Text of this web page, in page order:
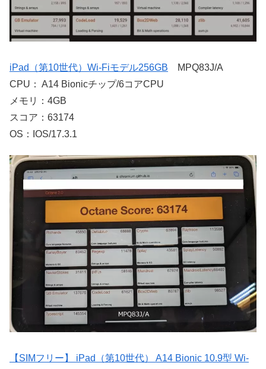
iPad（第10世代）Wi-Fiモデル256GB MPQ83J/A
CPU： A14 Bionicチップ/6コアCPU
メモリ：4GB
スコア：63174
OS：IOS/17.3.1
【SIMフリー】 iPad（第10世代） A14 Bionic 10.9型 Wi-